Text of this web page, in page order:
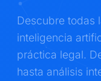
Descubre todas
inteligencia
práctica legal.
hasta análisis